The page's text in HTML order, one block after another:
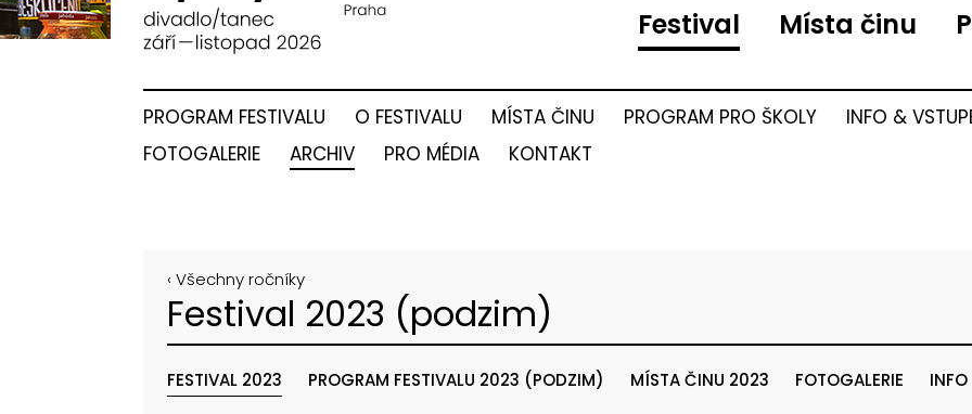
Festival Místa činu
PROGRAM FESTIVALU O FESTIVALU MÍSTA ČINU PROGRAM PRO ŠKOLY
INFO &
FOTOGALERIE
ARCHIV PRO MÉDIA KONTAKT
‹ Všechny ročníky
Festival 2023 (podzim)
FESTIVAL 2023 PROGRAM FESTIVALU 2023 (PODZIM) MÍSTA ČINU 2023 FOTOGALERIE